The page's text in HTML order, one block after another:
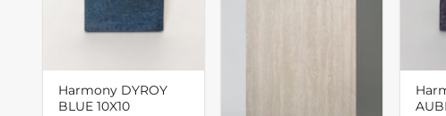
Harmony DYROY
BLUE 10X10